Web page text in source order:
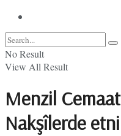
No Result
View All Result
Menzil
Nakşîlerde